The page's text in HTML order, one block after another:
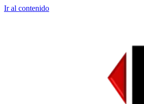
Ir al contenido